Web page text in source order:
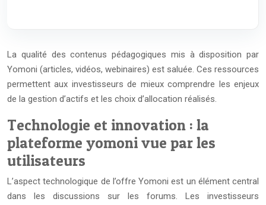
La qualité des contenus pédagogiques mis à disposition par
Yomoni (articles, vidéos, webinaires) est saluée. Ces ressources
permettent aux investisseurs de mieux comprendre les enjeux
de la gestion d’actifs et les choix d’allocation réalisés.
Technologie et innovation : la
plateforme yomoni vue par les
utilisateurs
L’aspect technologique de l’offre Yomoni est un élément central
dans les discussions sur les forums. Les investisseurs